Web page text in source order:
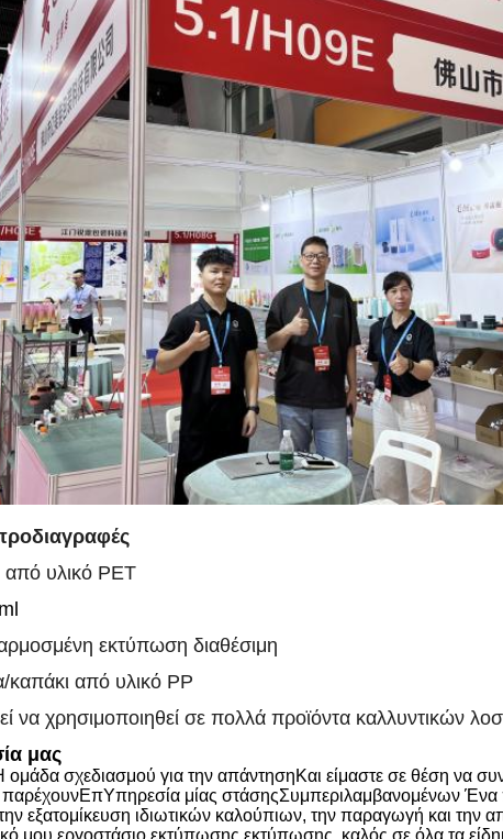
από υλικό PET
εκτύπωση διαθέσιμη
καπάκι από υλικό PP
να χρησιμοποιηθεί σε πολλά προϊόντα καλλυντικών
μας
ομάδα σχεδιασμού για την απάντησηΚαι είμαστε σε θέση να
ΕπΥπηρεσία μίας στάσηςΣυμπεριλαμβανομένων Ένα
εξατομίκευση ιδιωτικών καλούπιων, την παραγωγή και την
μου εργοστάσιο εκτύπωσης εκτύπωσης, καλός σε όλα τα είδη